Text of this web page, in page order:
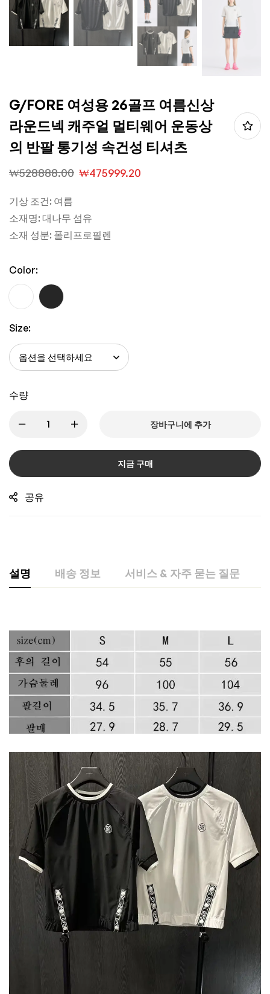
G/FORE 여성용 26골프 여름신상
라운드넥 캐주얼 멀티웨어 운동상
의 반팔 통기성 속건성 티셔츠
₩528888.00 ₩475999.20
기상 조건: 여름
소재명: 대나무 섬유
소재 성분: 폴리프로필렌
Color:
Size:
수량
장바구니에 추가
지금 구매
공유
설명 배송 정보 서비스 & 자주 묻는 질문